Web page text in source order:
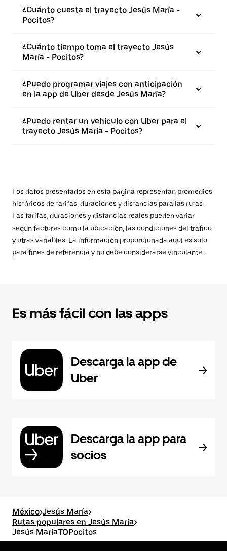
¿Cuánto cuesta el trayecto Jesús María -
Pocitos?
¿Cuánto tiempo toma el trayecto Jesús
María - Pocitos?
¿Puedo programar viajes con anticipación
en la app de Uber desde Jesús María?
¿Puedo rentar un vehículo con Uber para el
trayecto Jesús María - Pocitos?
Los datos presentados en esta página representan promedios
históricos de tarifas, duraciones y distancias para las rutas.
Las tarifas, duraciones y distancias reales pueden variar
según factores como la ubicación, las condiciones del tráfico
y otras variables. La información proporcionada aquí es solo
para fines de referencia y no debe considerarse vinculante.
Es más fácil con las apps
Descarga la app de
Uber
Descarga la app para
socios
México>Jesús María>
Rutas populares en Jesús María>
Jesús MaríaTOPocitos